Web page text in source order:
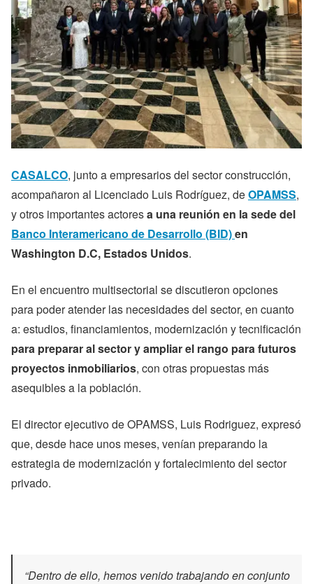
CASALCO, junto a empresarios del sector construcción,
acompañaron al Licenciado Luis Rodríguez, deOPAMSS,
y otros importantes actoresa una reunión en la sede del
Banco Interamericano de Desarrollo (BID)en
Washington D.C, Estados Unidos.
En el encuentro multisectorial se discutieron opciones
para poder atender las necesidades del sector, en cuanto
a: estudios, ﬁnanciamientos, modernización y tecniﬁcación
para preparar al sector y ampliar el rango para futuros
proyectos inmobiliarios, con otras propuestas más
asequibles a la población.
El director ejecutivo de OPAMSS, Luis Rodriguez, expresó
que, desde hace unos meses, venían preparando la
estrategia de modernización y fortalecimiento del sector
privado.
“Dentro de ello, hemos venido trabajando en conjunto